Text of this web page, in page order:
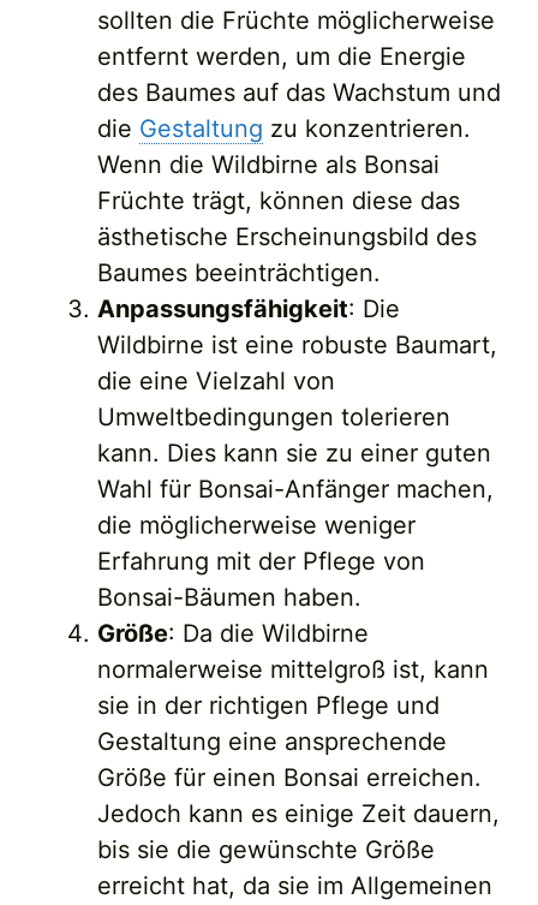
sollten die Früchte möglicherweise
entfernt werden, um die Energie
des Baumes auf das Wachstum und
die Gestaltung zu konzentrieren.
Wenn die Wildbirne als Bonsai
Früchte trägt, können diese das
ästhetische Erscheinungsbild des
Baumes beeinträchtigen.
Anpassungsfähigkeit: Die
Wildbirne ist eine robuste Baumart,
die eine Vielzahl von
Umweltbedingungen tolerieren
kann. Dies kann sie zu einer guten
Wahl für Bonsai-Anfänger machen,
die möglicherweise weniger
Erfahrung mit der Pflege von
Bonsai-Bäumen haben.
Größe: Da die Wildbirne
normalerweise mittelgroß ist, kann
sie in der richtigen Pflege und
Gestaltung eine ansprechende
Größe für einen Bonsai erreichen.
Jedoch kann es einige Zeit dauern,
bis sie die gewünschte Größe
erreicht hat, da sie im Allgemeinen